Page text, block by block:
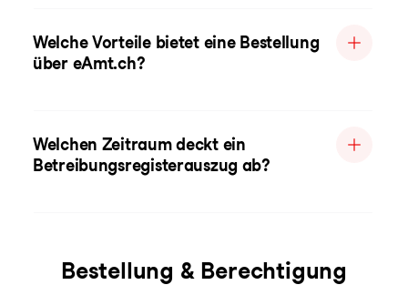
Welche Vorteile bietet eine Bestellung
über eAmt.ch?
Welchen Zeitraum deckt ein
Betreibungsregisterauszug ab?
Bestellung & Berechtigung